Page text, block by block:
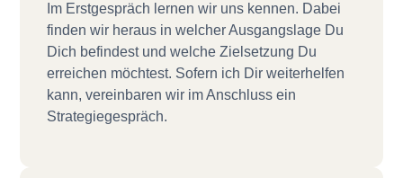
Im Erstgespräch lernen wir uns kennen. Dabei
finden wir heraus in welcher Ausgangslage Du
Dich befindest und welche Zielsetzung Du
erreichen möchtest. Sofern ich Dir weiterhelfen
kann, vereinbaren wir im Anschluss ein
Strategiegespräch.